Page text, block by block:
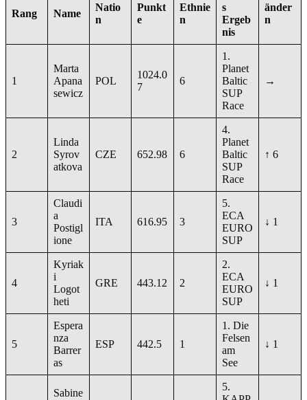
Rang Name
Natio
n
Punkt
e
Ethnie
n
s
Ergeb
nis
änder
n
1
Marta
Apana
sewicz
POL
1024.0
7
6
1.
Planet
Baltic
SUP
Race
→
2
Linda
Syrov
atkova
CZE 652.98 6
4.
Planet
Baltic
SUP
Race
↑ 6
3
Claudi
a
Postigl
ione
ITA 616.95 3
5.
ECA
EURO
SUP
↓ 1
4
Kyriak
i
Logot
heti
GRE 443.12 2
2.
ECA
EURO
SUP
↓ 1
5
Espera
nza
Barrer
as
ESP 442.5 1
1. Die
Felsen
am
See
↓ 1
Sabine
5.